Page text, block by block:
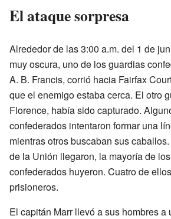
El ataque sorpresa
Alrededor de las 3:00 a.m. del 1 de
muy oscura, uno de los guardias
A. B. Francis, corrió hacia Fairfax
que el enemigo estaba cerca. El otro
Florence, había sido capturado.
confederados intentaron formar una
mientras otros buscaban sus
de la Unión llegaron, la mayoría de
confederados huyeron. Cuatro de
prisioneros.
El capitán Marr llevó a sus hombres a